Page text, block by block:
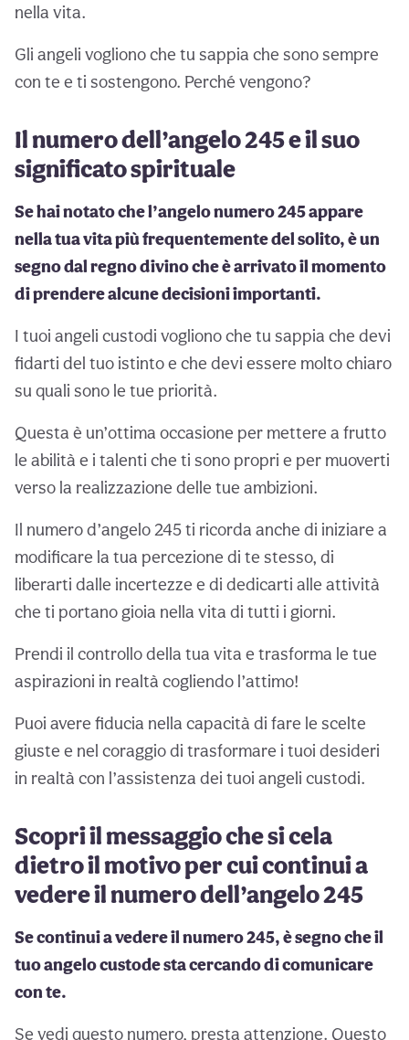
nella vita.
Gli angeli vogliono che tu sappia che sono sempre
con te e ti sostengono. Perché vengono?
Il numero dell’angelo 245 e il suo
significato spirituale
Se hai notato che l’angelo numero 245 appare
nella tua vita più frequentemente del solito, è un
segno dal regno divino che è arrivato il momento
di prendere alcune decisioni importanti.
I tuoi angeli custodi vogliono che tu sappia che devi
fidarti del tuo istinto e che devi essere molto chiaro
su quali sono le tue priorità.
Questa è un’ottima occasione per mettere a frutto
le abilità e i talenti che ti sono propri e per muoverti
verso la realizzazione delle tue ambizioni.
Il numero d’angelo 245 ti ricorda anche di iniziare a
modificare la tua percezione di te stesso, di
liberarti dalle incertezze e di dedicarti alle attività
che ti portano gioia nella vita di tutti i giorni.
Prendi il controllo della tua vita e trasforma le tue
aspirazioni in realtà cogliendo l’attimo!
Puoi avere fiducia nella capacità di fare le scelte
giuste e nel coraggio di trasformare i tuoi desideri
in realtà con l’assistenza dei tuoi angeli custodi.
Scopri il messaggio che si cela
dietro il motivo per cui continui a
vedere il numero dell’angelo 245
Se continui a vedere il numero 245, è segno che il
tuo angelo custode sta cercando di comunicare
con te.
Se vedi questo numero, presta attenzione. Questo